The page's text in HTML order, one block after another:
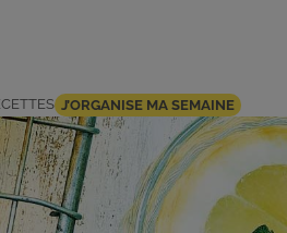
J’ORGANISE MA SEMAINE